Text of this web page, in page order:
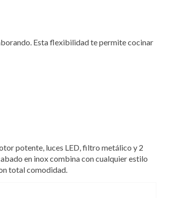
Esta flexibilidad te permite cocinar
potente, luces LED, filtro metálico y 2
en inox combina con cualquier estilo
total comodidad.